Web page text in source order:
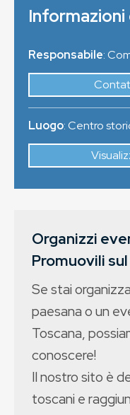
Responsabile:
Luogo:Centro
Organizzi
Promuovili
Se stai
paesana o un
Toscana,
conoscere!
Il nostro sito è
toscani e